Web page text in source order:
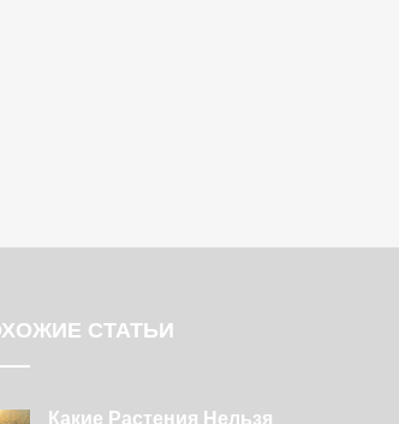
СТАТЬИ
Какие Растения Нельзя